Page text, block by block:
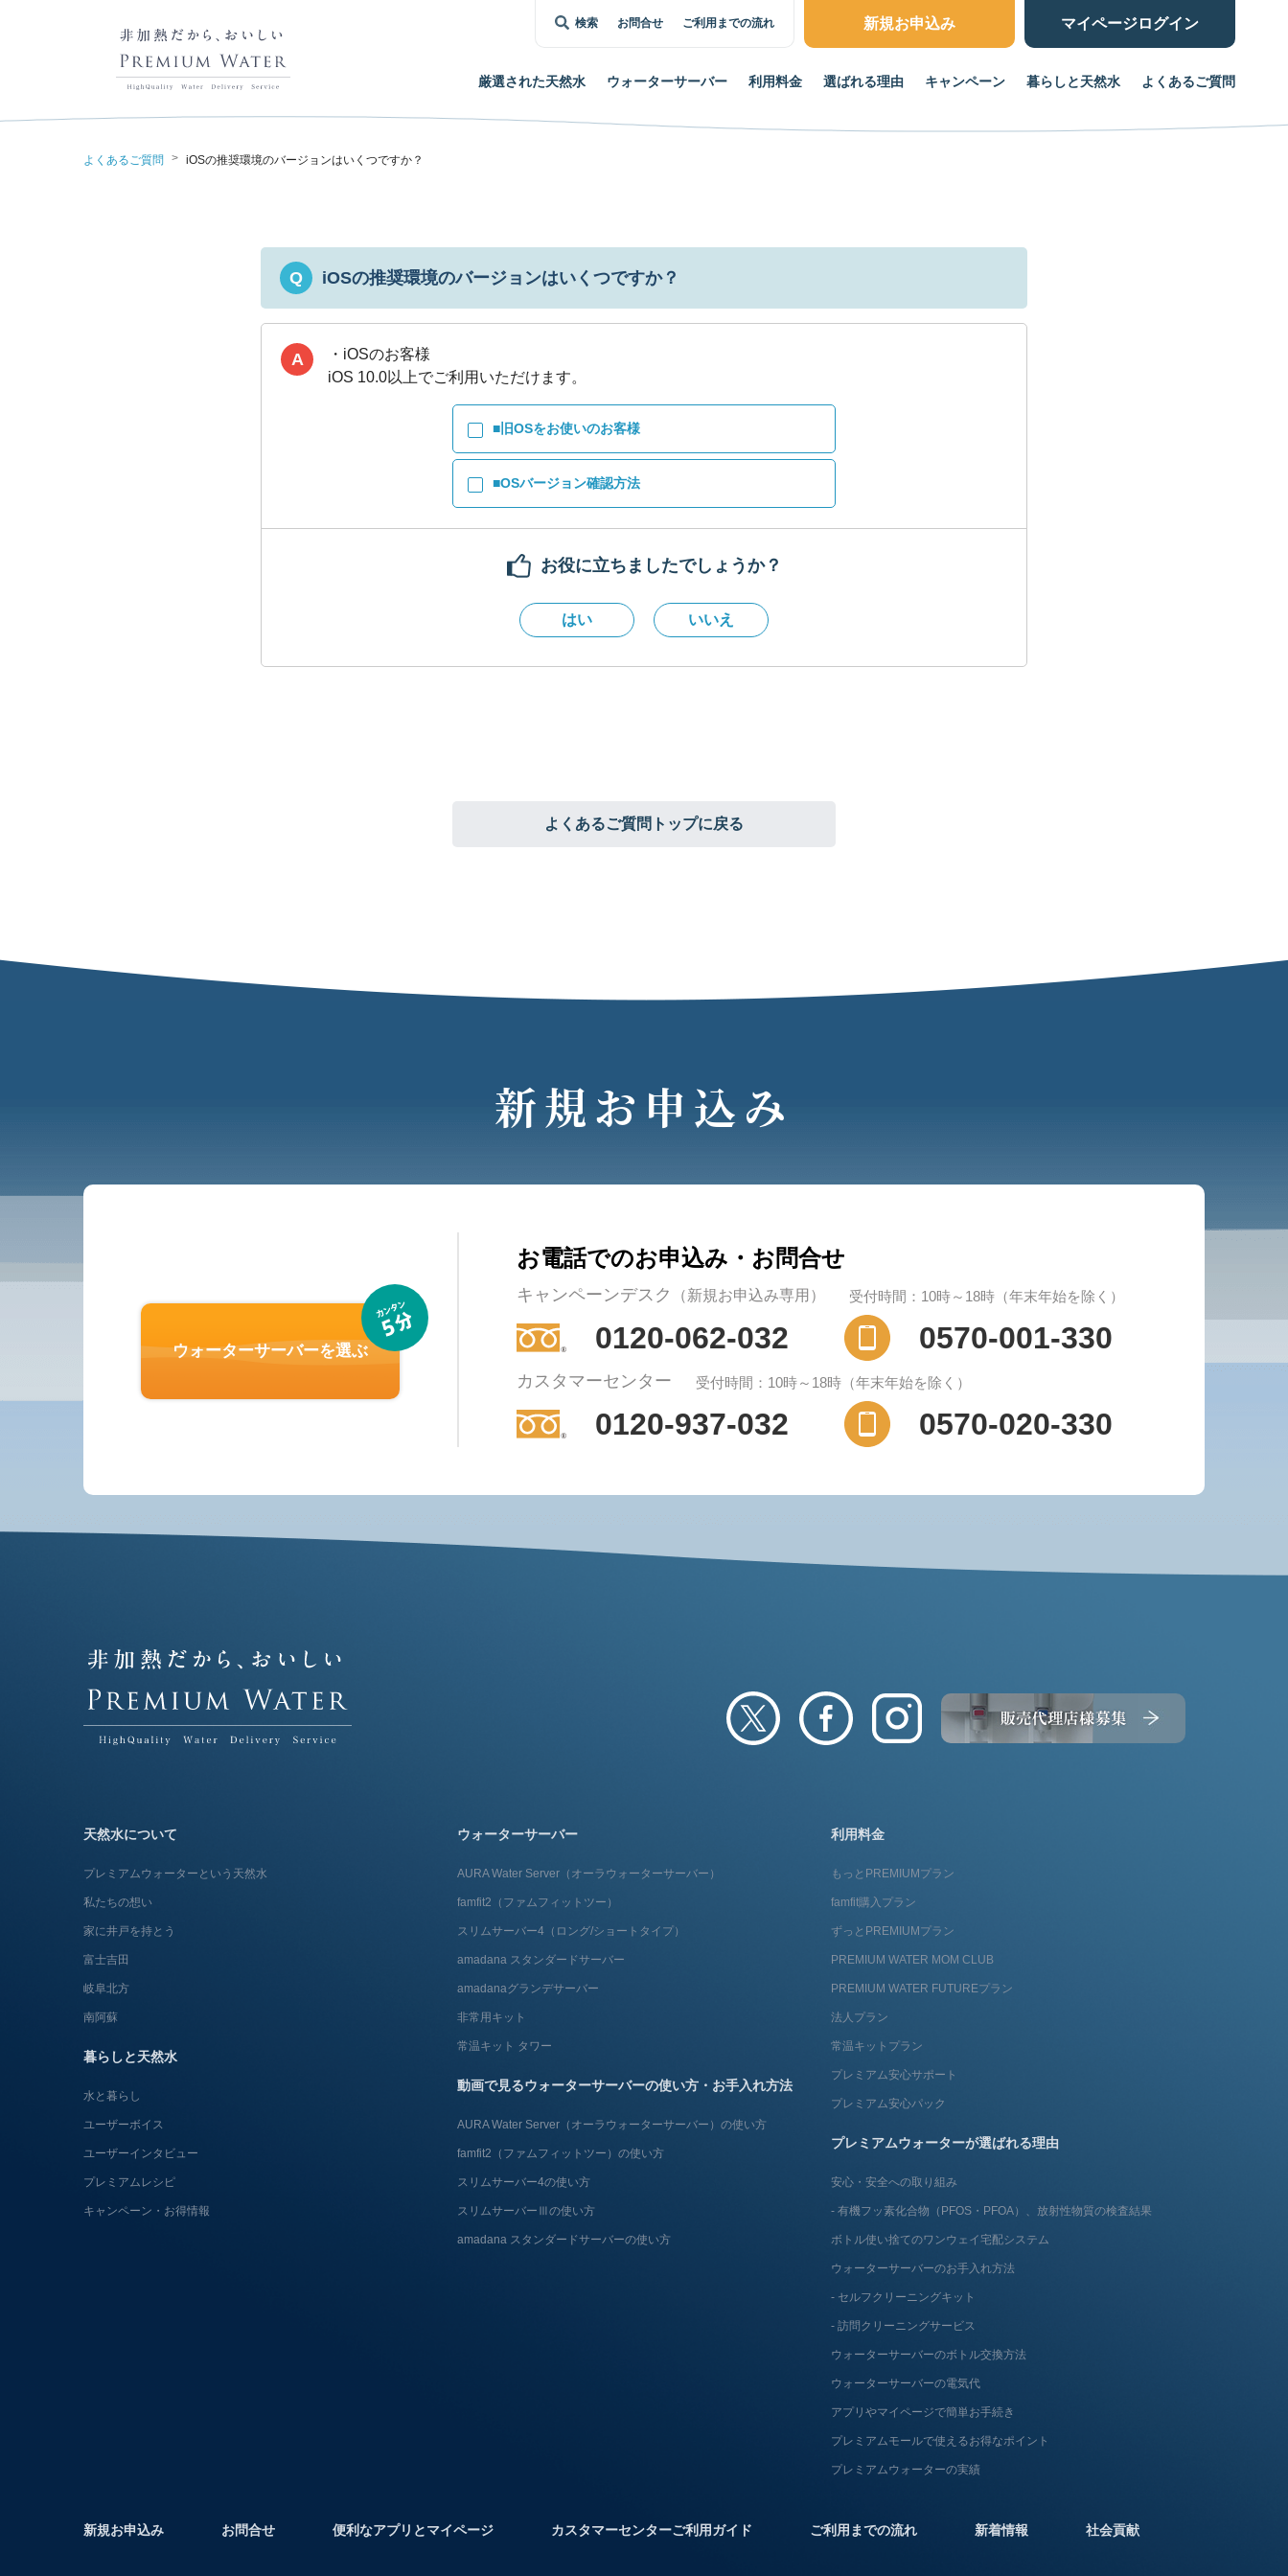
厳選された天然水 ウォーターサーバー 利用料金 選ばれる理由 キャンペーン 暮らしと天然水 よくあるご質問
検索 お問合せ ご利用までの流れ 新規お申込み マイページログイン
よくあるご質問 > iOSの推奨環境のバージョンはいくつですか？
Q iOSの推奨環境のバージョンはいくつですか？
A
・iOSのお客様
■旧OSをお使いのお客様
■OSバージョン確認方法
お役に立ちましたでしょうか？
はい いいえ
よくあるご質問トップに戻る
新規お申込み
ウォーターサーバーを選ぶ
お電話でのお申込み・お問合せ
キャンペーンデスク （新規お申込み専用） 受付時間：10時～18時（年末年始を除く）
0120-062-032 0570-001-330
カスタマーセンター 受付時間：10時～18時（年末年始を除く）
0120-937-032 0570-020-330
天然水について
プレミアムウォーターという天然水
私たちの想い
家に井戸を持とう
富士吉田
岐阜北方
南阿蘇
暮らしと天然水
水と暮らし
ユーザーボイス
ユーザーインタビュー
プレミアムレシピ
キャンペーン・お得情報
ウォーターサーバー
AURA Water Server​（オーラウォーターサーバー）
famfit2（ファムフィットツー）
スリムサーバー4（ロング/ショートタイプ）
amadana スタンダードサーバー
amadanaグランデサーバー
非常用キット
常温キット タワー
動画で見るウォーターサーバーの使い方・お手入れ方法
AURA Water Server​（オーラウォーターサーバー）の使い方
famfit2（ファムフィットツー）の使い方
スリムサーバー4の使い方
スリムサーバーⅢの使い方
amadana スタンダードサーバーの使い方
利用料金
もっとPREMIUMプラン
famfit購入プラン
ずっとPREMIUMプラン
PREMIUM WATER MOM CLUB
PREMIUM WATER FUTUREプラン
法人プラン
常温キットプラン
プレミアム安心サポート
プレミアム安心パック
プレミアムウォーターが選ばれる理由
安心・安全への取り組み
有機フッ素化合物（PFOS・PFOA）、放射性物質の検査結果
ボトル使い捨てのワンウェイ宅配システム
ウォーターサーバーのお手入れ方法
セルフクリーニングキット
訪問クリーニングサービス
ウォーターサーバーのボトル交換方法
ウォーターサーバーの電気代
アプリやマイページで簡単お手続き
プレミアムモールで使えるお得なポイント
プレミアムウォーターの実績
新規お申込み お問合せ 便利なアプリとマイページ カスタマーセンターご利用ガイド ご利用までの流れ 新着情報 社会貢献